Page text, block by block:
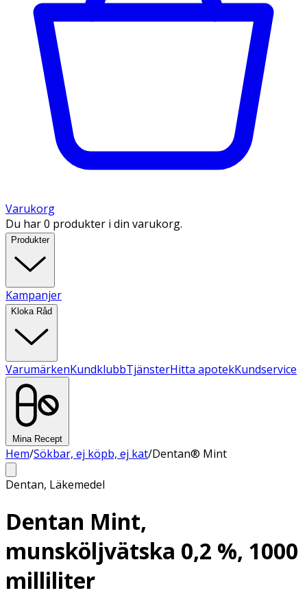
Varukorg
Du har 0 produkter i din varukorg.
Produkter
Kampanjer
Kloka Råd
VarumärkenKundklubbTjänsterHitta apotekKundservice
Mina Recept
Hem/Sökbar, ej köpb, ej kat/Dentan® Mint
Dentan, Läkemedel
Dentan Mint,
munsköljvätska 0,2 %, 1000
milliliter